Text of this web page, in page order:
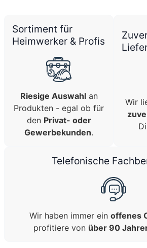
Sortiment für
Heimwerker & Profis
Riesige Auswahlan
Produkten - egal ob für
den Privat- oder
Gewerbekunden.
Wir
Telefonische
Wir haben immer ein offenes
profitiere von über 90